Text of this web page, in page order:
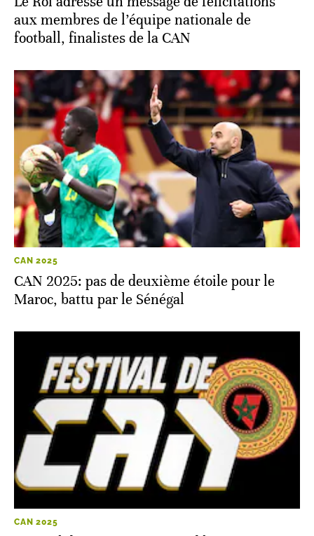
Le Roi adresse un message de félicitations
aux membres de l’équipe nationale de
CAN 2025
CAN 2025: pas de deuxième étoile pour le